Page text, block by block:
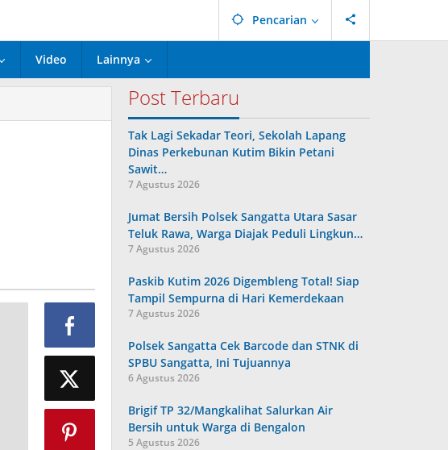
Pencarian
Video Lainnya
Post Terbaru
Tak Lagi Sekadar Teori, Sekolah Lapang
Dinas Perkebunan Kutim Bikin Petani
Sawit…
7 Agustus 2026
Jumat Bersih Polsek Sangatta Utara Sasar
Teluk Rawa, Warga Diajak Peduli Lingkun…
7 Agustus 2026
Paskib Kutim 2026 Digembleng Total! Siap
Tampil Sempurna di Hari Kemerdekaan
7 Agustus 2026
Polsek Sangatta Cek Barcode dan STNK di
SPBU Sangatta, Ini Tujuannya
6 Agustus 2026
Brigif TP 32/Mangkalihat Salurkan Air
Bersih untuk Warga di Bengalon
5 Agustus 2026